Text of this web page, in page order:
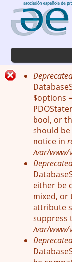
Pasar al contenido
Mensaje
$options
bool, or
should
notice in
/var/www/
either be
mixed, or
attribute
suppress
/var/www/